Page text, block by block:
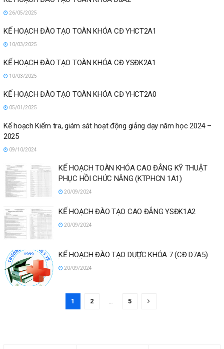
26/05/2025
KẾ HOẠCH ĐÀO TẠO TOÀN KHÓA CĐ YHCT2A1
10/03/2025
KẾ HOẠCH ĐÀO TẠO TOÀN KHÓA CĐ YSĐK2A1
10/03/2025
KẾ HOẠCH ĐÀO TẠO TOÀN KHÓA CĐ YHCT2A0
05/01/2025
Kế hoạch Kiểm tra, giám sát hoạt động giảng dạy năm học 2024 –
2025
09/10/2024
KẾ HOẠCH TOÀN KHÓA CAO ĐẲNG KỸ THUẬT
PHỤC HỒI CHỨC NĂNG (KTPHCN 1A1)
20/09/2024
KẾ HOẠCH ĐÀO TẠO CAO ĐẲNG YSĐK1A2
20/09/2024
KẾ HOẠCH ĐÀO TẠO DƯỢC KHÓA 7 (CĐ D7A5)
20/09/2024
1 2 5